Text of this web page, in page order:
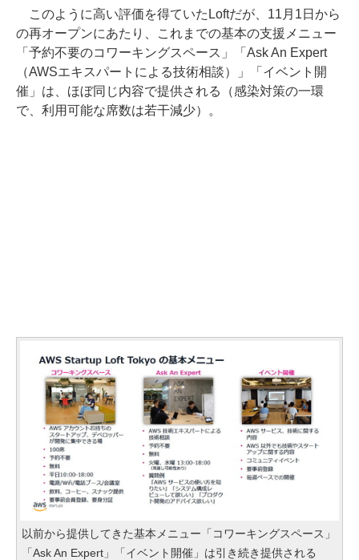
このように高い評価を得ていたLoftだが、11月1日から
の再オープンにあたり、これまでの基本の支援メニュー
「予約不要のコワーキングスペース」「Ask An Expert
（AWSエキスパートによる技術相談）」「イベント開
催」は、ほぼ同じ内容で提供される（感染対策の一環
で、利用可能な席数は若干減少）。
以前から提供してきた基本メニュー「コワーキングスペース」
「Ask An Expert」「イベント開催」は引き続き提供される